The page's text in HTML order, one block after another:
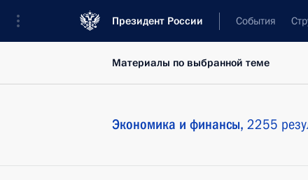
Президент России События
Материалы по выбранной теме
Экономика и финансы, 2255